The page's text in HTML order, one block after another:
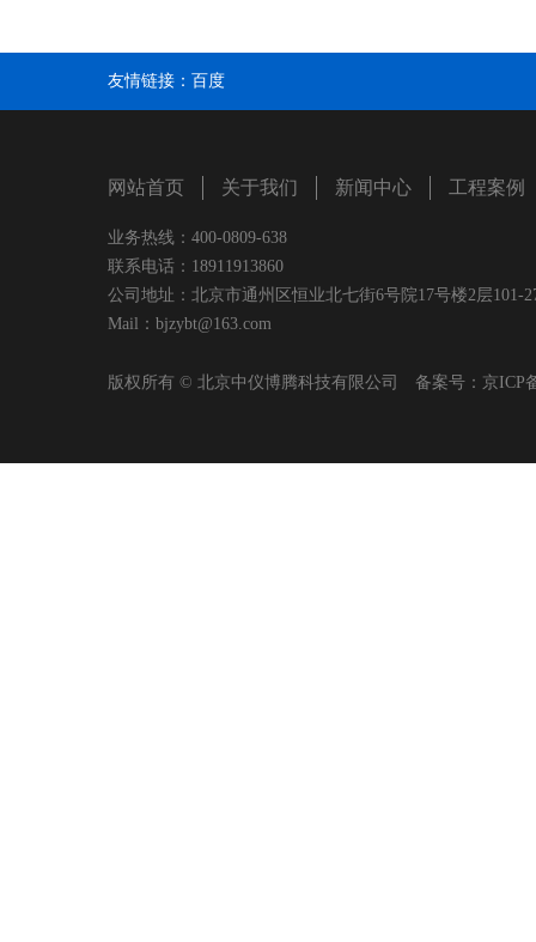
友情链接： 百度
网站首页 关于我们 新闻中心 工程案例
业务热线：400-0809-638
联系电话：18911913860
公司地址：北京市通州区恒业北七街6号院17号楼2层
Mail：bjzybt@163.com
版权所有 © 北京中仪博腾科技有限公司 备案号： 京ICP